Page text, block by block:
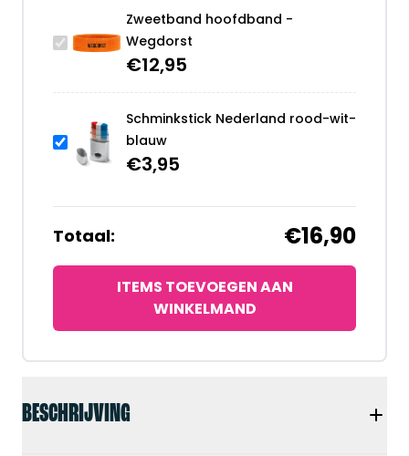
BESCHRIJVING
Zweetband hoofdband -
Wegdorst
€12,95
Schminkstick Nederland rood-wit-
blauw
€3,95
Totaal: €16,90
ITEMS TOEVOEGEN AAN
WINKELMAND